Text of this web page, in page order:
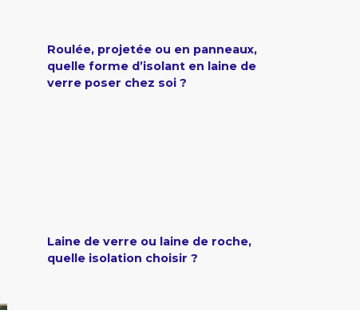
Roulée, projetée ou en panneaux,
quelle forme d’isolant en laine de
verre poser chez soi ?
Laine de verre ou laine de roche,
quelle isolation choisir ?